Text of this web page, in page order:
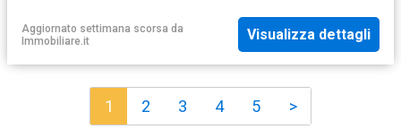
Aggiornato settimana scorsa da
Immobiliare.it
Visualizza dettagli
1 2 3 4 5 >